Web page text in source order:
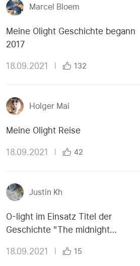
Marcel Bloem
Meine Olight Geschichte begann
2017
18.09.2021 132
Holger Mai
Meine Olight Reise
18.09.2021 42
Justin Kh
O-light im Einsatz Titel der
Geschichte "The midnight
18.09.2021 15